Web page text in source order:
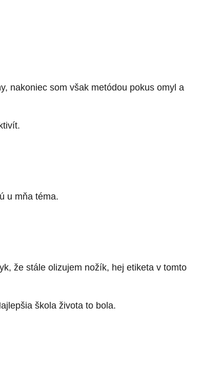
nakoniec som však metódou pokus omyl a
u mňa téma.
že stále olizujem nožík, hej etiketa v tomto
škola života to bola.